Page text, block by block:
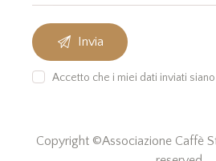
Accetto che i miei dati inviati siano
Copyright ©Associazione Caffè